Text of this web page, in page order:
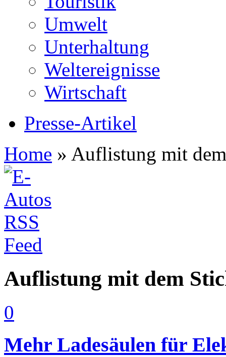
Umwelt
Unterhaltung
Weltereignisse
Wirtschaft
Presse-Artikel
Home » Auflistung mit
Auflistung mit dem
0
Mehr Ladesäulen für